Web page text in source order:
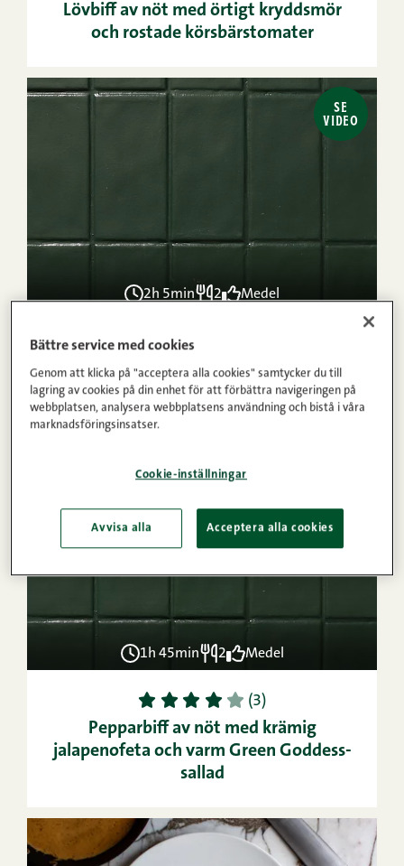
Lövbiff av nöt med örtigt kryddsmör
och rostade körsbärstomater
SE
VIDEO
2h 5min 2 Medel
1 2 3
Nöt innefilé med snabb rödvinssås och
parmesanpotatis
1h 45min 2 Medel
1 2 3 4 5 (3)
Pepparbiff av nöt med krämig
jalapenofeta och varm Green Goddess-
sallad
Bättre service med cookies
Genom att klicka på "acceptera alla cookies" samtycker du till
lagring av cookies på din enhet för att förbättra navigeringen på
webbplatsen, analysera webbplatsens användning och bistå i våra
marknadsföringsinsatser.
Cookie-inställningar
Avvisa alla Acceptera alla cookies